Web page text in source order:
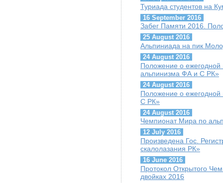
Туриада студентов на
16 September 2016
Забег Памяти 2016.
25 August 2016
Альпиниада на пик
24 August 2016
Положение о ежегодной
альпинизма ФА и С РК»
24 August 2016
Положение о
С РК»
24 August 2016
Чемпионат Мира по
12 July 2016
Произведена Гос.
скалолазания РК»
16 June 2016
Протокол Открытого
двойках 2016